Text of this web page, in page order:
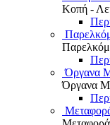
Κοπή -
Όργανα
Όργανα